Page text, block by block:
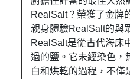
RealSalt？榮獲了金牌
親身體驗RealSalt的與
RealSalt是從古代海床
過的鹽。它未經染色，
白和烘乾的過程，不僅